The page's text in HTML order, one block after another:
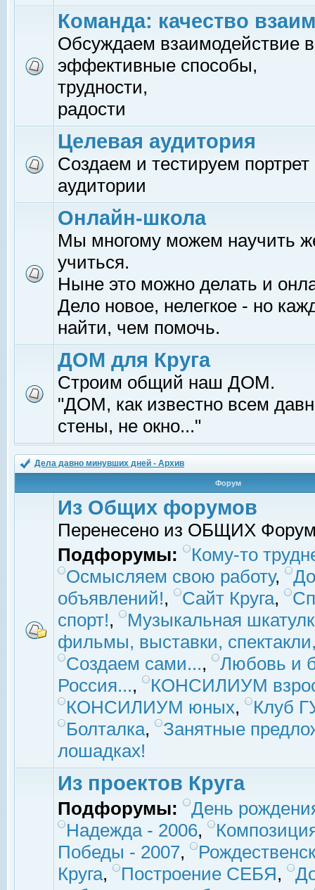
Команда: качество
Обсуждаем взаимодействие
эффективные способы,
трудности,
радости
Целевая аудитория
Создаем и тестируем
аудитории
Онлайн-школа
Мы многому можем научить
учиться.
Ныне это можно делать и
Дело новое, нелегкое - но
найти, чем помочь.
ДОМ для Круга
Строим общий наш ДОМ.
"ДОМ, как известно всем
стены, не окно..."
Дела давно минувших дней - Архив
Форум
Из Общих форумов
Перенесено из ОБЩИХ
Подфорумы:
Кому-то
Осмысляем свою работу,
объявлений!, Сайт Круга,
спорт!,
Музыкальная
фильмы, выставки,
Создаем сами...,
Любовь и
Россия...,
КОНСИЛИУМ
КОНСИЛИУМ юных,
Клуб
Болталка,
Занятные
лошадках!
Из проектов Круга
Подфорумы:
День
Надежда - 2006,
Победы - 2007,
Круга, Построение СЕБЯ,